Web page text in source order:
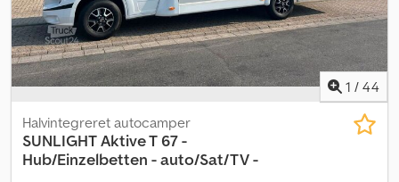
1 / 44
Halvintegreret autocamper
SUNLIGHTAktive T 67 -
Hub/Einzelbetten - auto/Sat/TV -